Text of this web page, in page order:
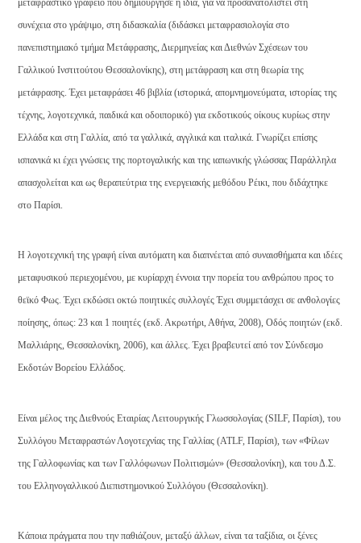
μεταφραστικό γραφείο που δημιούργησε η ίδια, για να προσανατολιστεί στη
συνέχεια στο γράψιμο, στη διδασκαλία (διδάσκει μεταφρασιολογία στο
πανεπιστημιακό τμήμα Μετάφρασης, Διερμηνείας και Διεθνών Σχέσεων του
Γαλλικού Ινστιτούτου Θεσσαλονίκης), στη μετάφραση και στη θεωρία της
μετάφρασης. Έχει μεταφράσει 46 βιβλία (ιστορικά, απομνημονεύματα, ιστορίας της
τέχνης, λογοτεχνικά, παιδικά και οδοιπορικό) για εκδοτικούς οίκους κυρίως στην
Ελλάδα και στη Γαλλία, από τα γαλλικά, αγγλικά και ιταλικά. Γνωρίζει επίσης
ισπανικά κι έχει γνώσεις της πορτογαλικής και της ιαπωνικής γλώσσας Παράλληλα
απασχολείται και ως θεραπεύτρια της ενεργειακής μεθόδου Ρέικι, που διδάχτηκε
στο Παρίσι.
Η λογοτεχνική της γραφή είναι αυτόματη και διαπνέεται από συναισθήματα και ιδέες
μεταφυσικού περιεχομένου, με κυρίαρχη έννοια την πορεία του ανθρώπου προς το
θεϊκό Φως. Έχει εκδώσει οκτώ ποιητικές συλλογές Έχει συμμετάσχει σε ανθολογίες
ποίησης, όπως: 23 και 1 ποιητές (εκδ. Ακρωτήρι, Αθήνα, 2008), Οδός ποιητών (εκδ.
Μαλλιάρης, Θεσσαλονίκη, 2006), και άλλες. Έχει βραβευτεί από τον Σύνδεσμο
Εκδοτών Βορείου Ελλάδος.
Είναι μέλος της Διεθνούς Εταιρίας Λειτουργικής Γλωσσολογίας (SILF, Παρίσι), του
Συλλόγου Μεταφραστών Λογοτεχνίας της Γαλλίας (ATLF, Παρίσι), των «Φίλων
της Γαλλοφωνίας και των Γαλλόφωνων Πολιτισμών» (Θεσσαλονίκη), και του Δ.Σ.
του Ελληνογαλλικού Διεπιστημονικού Συλλόγου (Θεσσαλονίκη).
Κάποια πράγματα που την παθιάζουν, μεταξύ άλλων, είναι τα ταξίδια, οι ξένες